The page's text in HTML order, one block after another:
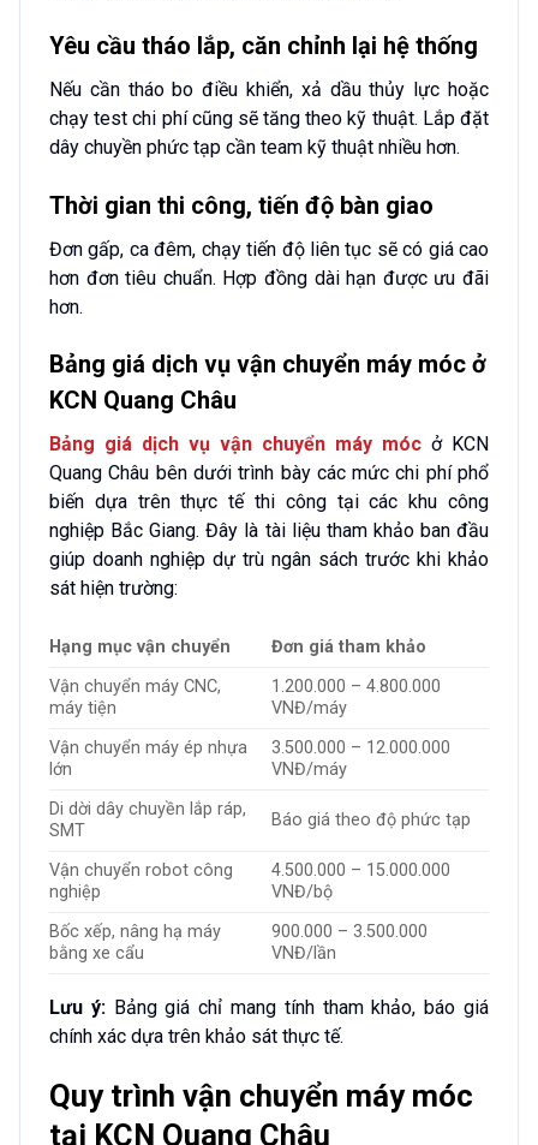
Yêu cầu tháo lắp, căn chỉnh lại hệ thống
Nếu cần tháo bo điều khiển, xả dầu thủy lực hoặc
chạy test chi phí cũng sẽ tăng theo kỹ thuật. Lắp đặt
dây chuyền phức tạp cần team kỹ thuật nhiều hơn.
Thời gian thi công, tiến độ bàn giao
Đơn gấp, ca đêm, chạy tiến độ liên tục sẽ có giá cao
hơn đơn tiêu chuẩn. Hợp đồng dài hạn được ưu đãi
hơn.
Bảng giá dịch vụ vận chuyển máy móc ở
KCN Quang Châu
Bảng giá dịch vụ vận chuyển máy móc ở KCN
Quang Châu bên dưới trình bày các mức chi phí phổ
biến dựa trên thực tế thi công tại các khu công
nghiệp Bắc Giang. Đây là tài liệu tham khảo ban đầu
giúp doanh nghiệp dự trù ngân sách trước khi khảo
sát hiện trường:
Hạng mục vận chuyển
Đơn giá tham khảo
Vận chuyển máy CNC,
máy tiện
1.200.000 – 4.800.000
VNĐ/máy
Vận chuyển máy ép nhựa
lớn
3.500.000 – 12.000.000
VNĐ/máy
Di dời dây chuyền lắp ráp,
SMT
Báo giá theo độ phức tạp
Vận chuyển robot công
nghiệp
4.500.000 – 15.000.000
VNĐ/bộ
Bốc xếp, nâng hạ máy
bằng xe cẩu
900.000 – 3.500.000
VNĐ/lần
Lưu ý:Bảng giá chỉ mang tính tham khảo, báo giá
chính xác dựa trên khảo sát thực tế.
Quy trình vận chuyển máy móc
tại KCN Quang Châu